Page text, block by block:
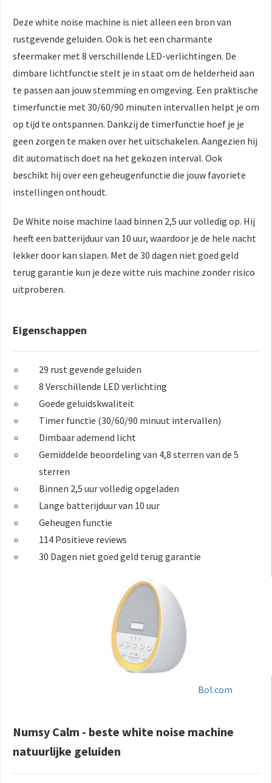
Deze white noise machine is niet alleen een bron van
rustgevende geluiden. Ook is het een charmante
sfeermaker met 8 verschillende LED-verlichtingen. De
dimbare lichtfunctie stelt je in staat om de helderheid aan
te passen aan jouw stemming en omgeving. Een praktische
timerfunctie met 30/60/90 minuten intervallen helpt je om
op tijd te ontspannen. Dankzij de timerfunctie hoef je je
geen zorgen te maken over het uitschakelen. Aangezien hij
dit automatisch doet na het gekozen interval. Ook
beschikt hij over een geheugenfunctie die jouw favoriete
instellingen onthoudt.
De White noise machine laad binnen 2,5 uur volledig op. Hij
heeft een batterijduur van 10 uur, waardoor je de hele nacht
lekker door kan slapen. Met de 30 dagen niet goed geld
terug garantie kun je deze witte ruis machine zonder risico
uitproberen.
Eigenschappen
29 rust gevende geluiden
8 Verschillende LED verlichting
Goede geluidskwaliteit
Timer functie (30/60/90 minuut intervallen)
Dimbaar ademend licht
Gemiddelde beoordeling van 4,8 sterren van de 5
sterren
Binnen 2,5 uur volledig opgeladen
Lange batterijduur van 10 uur
Geheugen functie
114 Positieve reviews
30 Dagen niet goed geld terug garantie
Bol.com
Numsy Calm - beste white noise machine
natuurlijke geluiden